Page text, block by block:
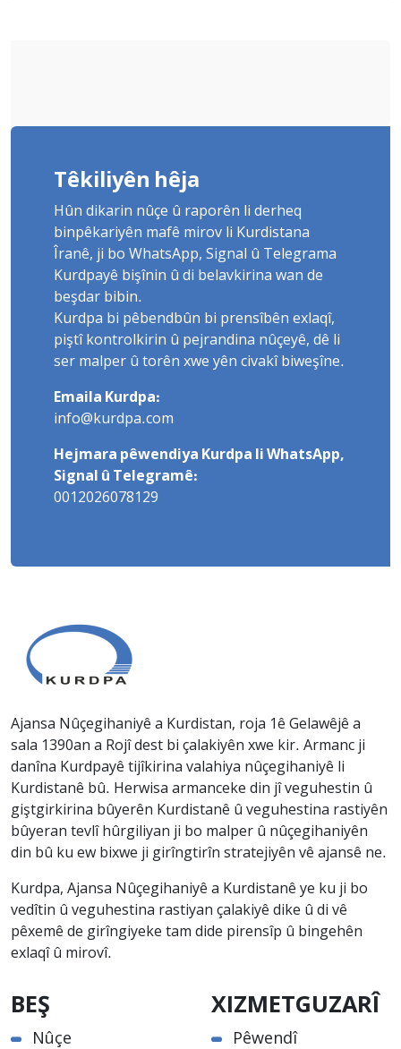
Têkiliyên hêja
Hûn dikarin nûçe û raporên li derheq
binpêkariyên mafê mirov li Kurdistana
Îranê, ji bo WhatsApp, Signal û Telegrama
Kurdpayê bişînin û di belavkirina wan de
beşdar bibin.
Kurdpa bi pêbendbûn bi prensîbên exlaqî,
piştî kontrolkirin û pejrandina nûçeyê, dê li
ser malper û torên xwe yên civakî biweşîne.
Emaila Kurdpa:
info@kurdpa.com
Hejmara pêwendiya Kurdpa li WhatsApp,
Signal û Telegramê:
0012026078129
Ajansa Nûçegihaniyê a Kurdistan, roja 1ê Gelawêjê a
sala 1390an a Rojî dest bi çalakiyên xwe kir. Armanc ji
danîna Kurdpayê tijîkirina valahiya nûçegihaniyê li
Kurdistanê bû. Herwisa armanceke din jî veguhestin û
giştgirkirina bûyerên Kurdistanê û veguhestina rastiyên
bûyeran tevlî hûrgiliyan ji bo malper û nûçegihaniyên
din bû ku ew bixwe ji girîngtirîn stratejiyên vê ajansê ne.
Kurdpa, Ajansa Nûçegihaniyê a Kurdistanê ye ku ji bo
vedîtin û veguhestina rastiyan çalakiyê dike û di vê
pêxemê de girîngiyeke tam dide pirensîp û bingehên
exlaqî û mirovî.
BEŞ
Nûçe
XIZMETGUZARÎ
Pêwendî